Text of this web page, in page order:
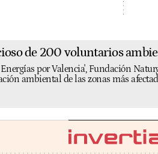
de 200 voluntarios
por Valencia', Fundación
ambiental de las zonas más